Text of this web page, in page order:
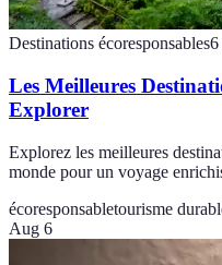
Destinations écoresponsables6
Les Meilleures
Explorer
Explorez les meilleures
monde pour un voyage
écoresponsabletourisme
Aug 6